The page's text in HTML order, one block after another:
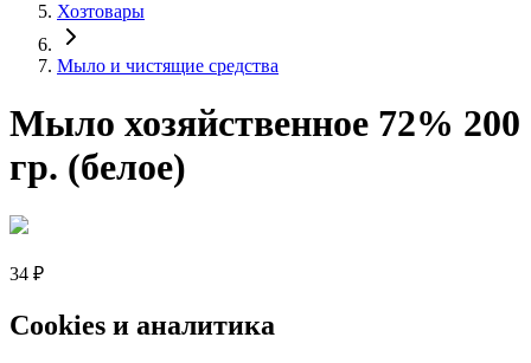
Хозтовары
Мыло и чистящие средства
Мыло хозяйственное 72% 200
гр. (белое)
34 ₽
Cookies и аналитика